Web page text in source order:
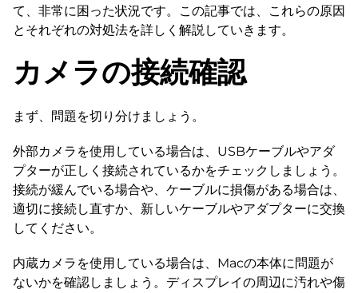
て、非常に困った状況です。この記事では、これらの原因
とそれぞれの対処法を詳しく解説していきます。
カメラの接続確認
まず、問題を切り分けましょう。
外部カメラを使用している場合は、USBケーブルやアダ
プターが正しく接続されているかをチェックしましょう。
接続が緩んでいる場合や、ケーブルに損傷がある場合は、
適切に接続し直すか、新しいケーブルやアダプターに交換
してください。
内蔵カメラを使用している場合は、Macの本体に問題が
ないかを確認しましょう。ディスプレイの周辺に汚れや傷